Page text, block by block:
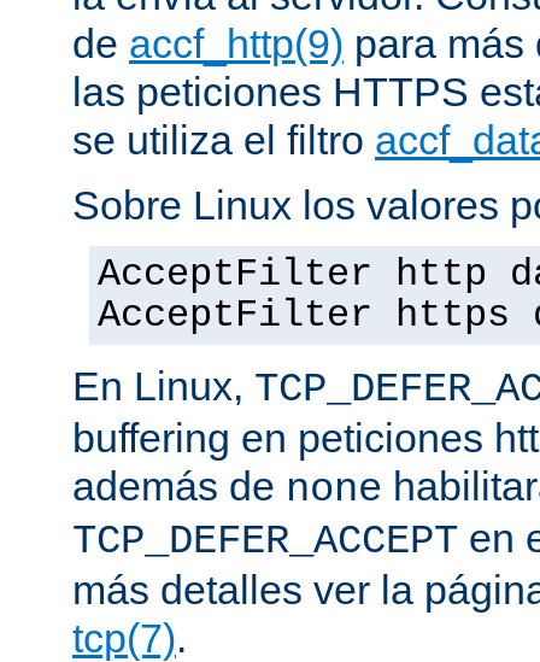
de accf_http(9) para más
las peticiones HTTPS
se utiliza el filtro
Sobre Linux los valores
AcceptFilter http
AcceptFilter https
En Linux,
buffering en peticiones
además de none
TCP_DEFER_ACCEPT en
más detalles ver la
tcp(7).